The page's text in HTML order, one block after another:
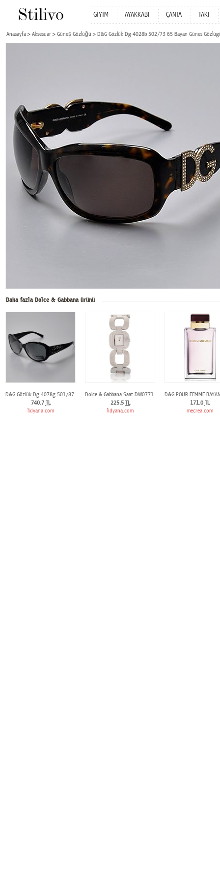
GİYİM AYAKKABI ÇANTA TAKI
Anasayfa Aksesuar Güneş Gözlüğü D&G Gözlük Dg 4028b 502/73 65 Bayan Günes
Daha fazla Dolce & Gabbana ürünü
D&G Gözlük Dg 4078g 501/87 59 Bayan Günes Gözlügü
740.7 TL
lidyana.com
Dolce & Gabbana Saat DW0771 Bayan Kol Saati
225.5 TL
lidyana.com
D&G POUR FEMME
171.0 TL
mecrea.com